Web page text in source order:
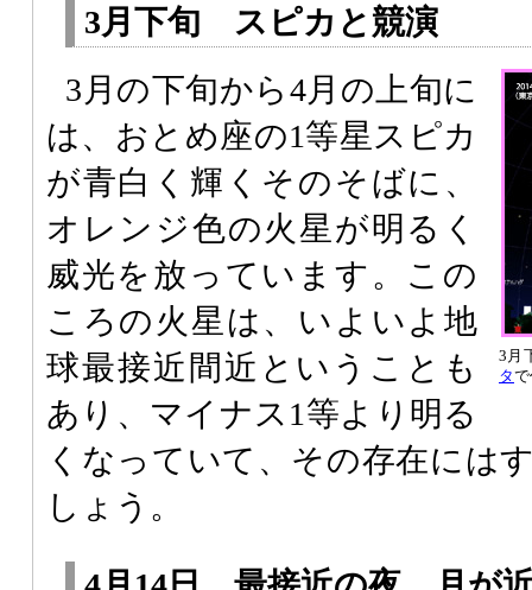
3月下旬 スピカと競演
3月
タ
3月の下旬から4月の上旬に
は、おとめ座の1等星スピカ
が青白く輝くそのそばに、
オレンジ色の火星が明るく
威光を放っています。この
ころの火星は、いよいよ地
球最接近間近ということも
あり、マイナス1等より明る
くなっていて、その存在には
しょう。